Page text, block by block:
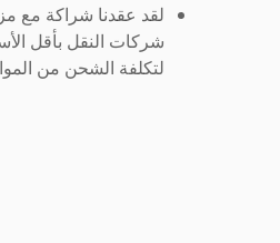
لقد عقدنا شراكة مع
شركات النقل بأقل
لتكلفة الشحن من